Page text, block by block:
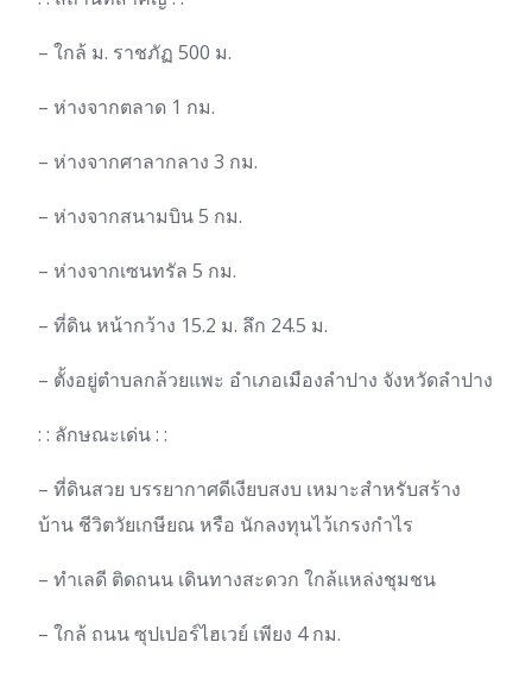
– ใกล้ ม. ราชภัฏ 500 ม.
– ห่างจากตลาด 1 กม.
– ห่างจากศาลากลาง 3 กม.
– ห่างจากสนามบิน 5 กม.
– ห่างจากเซนทรัล 5 กม.
– ที่ดิน หน้ากว้าง 15.2 ม. ลึก 24.5 ม.
– ตั้งอยู่ตำบลกล้วยแพะ อำเภอเมืองลำปาง จังหวัดลำปาง
: : ลักษณะเด่น : :
– ที่ดินสวย บรรยากาศดีเงียบสงบ เหมาะสำหรับสร้าง
บ้าน ชีวิตวัยเกษียณ หรือ นักลงทุนไว้เกรงกำไร
– ทำเลดี ติดถนน เดินทางสะดวก ใกล้แหล่งชุมชน
– ใกล้ ถนน ซุปเปอร์ไฮเวย์ เพียง 4 กม.